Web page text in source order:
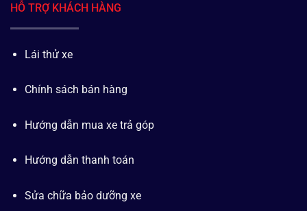
HỖ TRỢ KHÁCH HÀNG
Lái thử xe
Chính sách bán hàng
Hướng dẫn mua xe trả góp
Hướng dẫn thanh toán
Sửa chữa bảo dưỡng xe